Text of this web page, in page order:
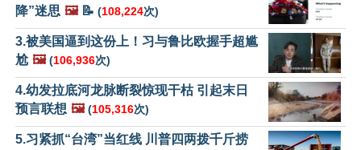
降”迷思 🖼️📝 (108,224次)
3.被美国逼到这份上！习与鲁比欧握手超尴
尬 🖼️ (106,936次)
4.幼发拉底河龙脉断裂惊现干枯 引起末日
预言联想 🖼️ (105,316次)
5.习紧抓“台湾”当红线 川普四两拨千斤捞